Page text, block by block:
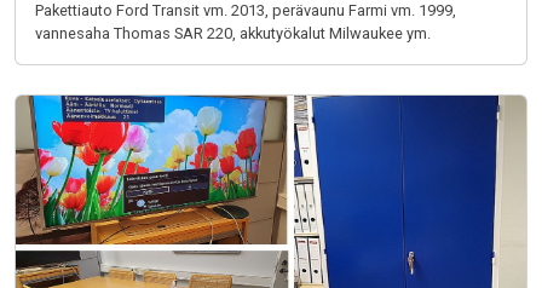
Pakettiauto Ford Transit vm. 2013, perävaunu Farmi vm. 1999,
vannesaha Thomas SAR 220, akkutyökalut Milwaukee ym.